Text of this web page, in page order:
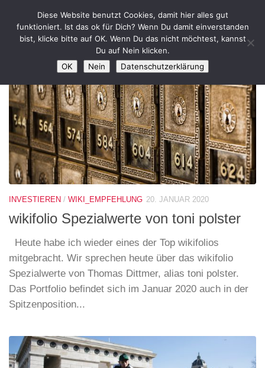
Zum Inhalt springen
SCHLAGWÖRTER:SOCIAL TRADING
INVESTIEREN / WIKI_EMPFEHLUNG 20. JANUAR 2020
wikifolio Spezialwerte von toni polster
Heute habe ich wieder eines der Top wikifolios
mitgebracht. Wir sprechen heute über das wikifolio
Spezialwerte von Thomas Dittmer, alias toni polster.
Das Portfolio befindet sich im Januar 2020 auch in der
Spitzenposition...
Diese Website benutzt Cookies, damit hier alles gut
funktioniert. Ist das ok für Dich? Wenn Du damit einverstanden
bist, klicke bitte auf OK. Wenn Du das nicht möchtest, kannst
Du auf Nein klicken.
OK
Nein Datenschutzerklärung